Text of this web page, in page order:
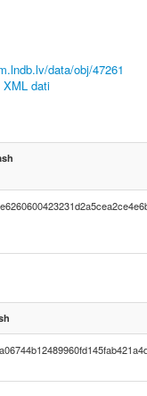
data/obj/47261
XML dati